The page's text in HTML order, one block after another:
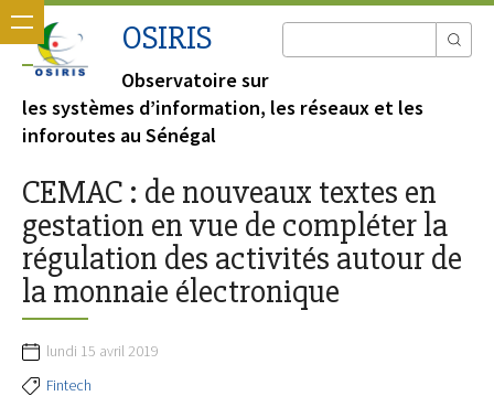
OSIRIS
Observatoire sur
les systèmes d’information, les réseaux et les
inforoutes au Sénégal
CEMAC : de nouveaux textes en
gestation en vue de compléter la
régulation des activités autour de
la monnaie électronique
lundi 15 avril 2019
Fintech